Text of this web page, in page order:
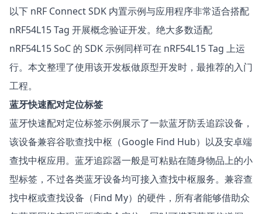
以下 nRF Connect SDK 内置示例与应用程序非常适合搭配
nRF54L15 Tag 开展概念验证开发。绝大多数适配
nRF54L15 SoC 的 SDK 示例同样可在 nRF54L15 Tag 上运
行。本文整理了使用该开发板做原型开发时，最推荐的入门
工程。
蓝牙快速配对定位标签
蓝牙快速配对定位标签示例展示了一款蓝牙防丢追踪设备，
该设备兼容谷歌查找中枢（Google Find Hub）以及安卓端
查找中枢应用。蓝牙追踪器一般是可粘贴在随身物品上的小
型标签，不过各类蓝牙设备均可接入查找中枢服务。兼容查
找中枢或查找设备（Find My）的硬件，所有者能够借助众